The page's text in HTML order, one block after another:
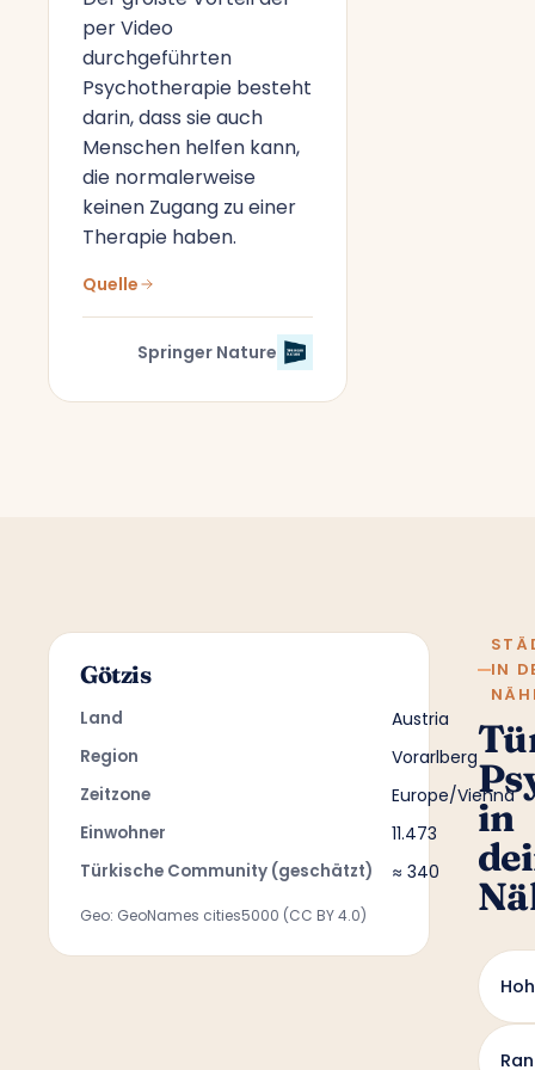
per Video
durchgeführten
Psychotherapie besteht
darin, dass sie auch
Menschen helfen kann,
die normalerweise
keinen Zugang zu einer
Therapie haben.
Quelle
Springer Nature
Götzis
Land Austria
Region Vorarlberg
Zeitzone Europe/Vienna
Einwohner 11.473
Türkische Community (geschätzt) ≈ 340
Geo: GeoNames cities5000 (CC BY 4.0)
IN
in